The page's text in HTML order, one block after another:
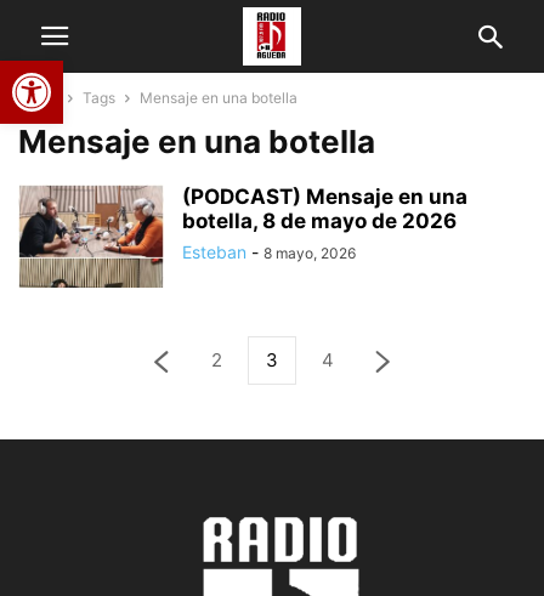
Abrir barra de herramientas
Home Tags Mensaje en una botella
Mensaje en una botella
(PODCAST) Mensaje en una
botella, 8 de mayo de 2026
Esteban - 8 mayo, 2026
2 3 4